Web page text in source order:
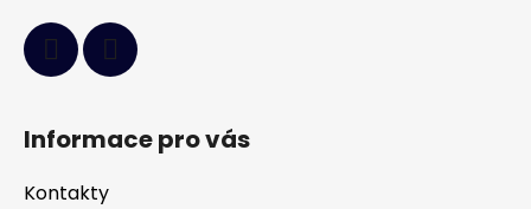
Informace pro vás
Kontakty